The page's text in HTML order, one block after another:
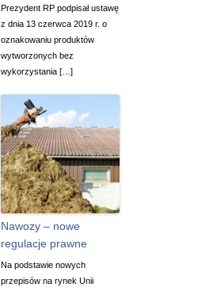
Prezydent RP podpisał ustawę
z dnia 13 czerwca 2019 r. o
oznakowaniu produktów
wytworzonych bez
wykorzystania […]
Nawozy – nowe
regulacje prawne
Na podstawie nowych
przepisów na rynek Unii